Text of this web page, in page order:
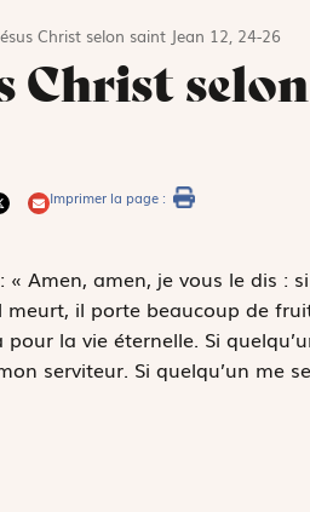
Christ selon saint Jean 12, 24-26
Christ
Imprimer la page :
« Amen, amen, je vous le dis :
meurt, il porte beaucoup de
la vie éternelle. Si
serviteur. Si quelqu’un me